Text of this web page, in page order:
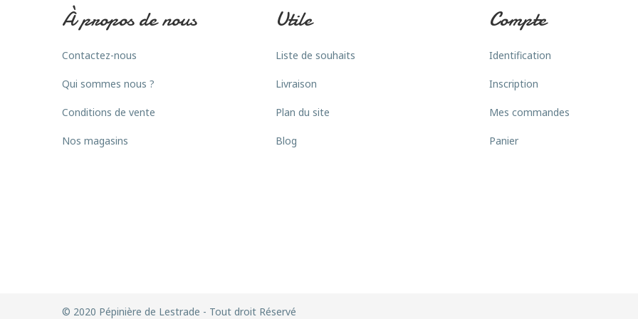
À propos de nous
Contactez-nous
Qui sommes nous ?
Conditions de vente
Nos magasins
Utile
Liste de souhaits
Livraison
Plan du site
Blog
Compte
Identification
Inscription
Mes commandes
Panier
© 2020 Pépinière de Lestrade - Tout droit Réservé